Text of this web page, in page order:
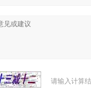
请输入计算